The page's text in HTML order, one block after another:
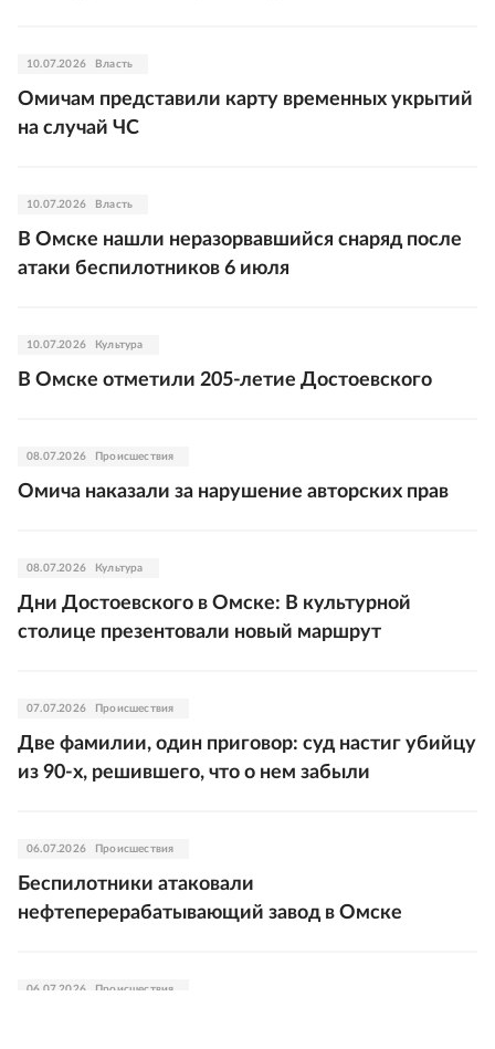
10.07.2026 Власть
Омичам представили карту временных укрытий
на случай ЧС
10.07.2026 Власть
В Омске нашли неразорвавшийся снаряд после
атаки беспилотников 6 июля
10.07.2026 Культура
В Омске отметили 205-летие Достоевского
08.07.2026 Происшествия
Омича наказали за нарушение авторских прав
08.07.2026 Культура
Дни Достоевского в Омске: В культурной
столице презентовали новый маршрут
07.07.2026 Происшествия
Две фамилии, один приговор: суд настиг убийцу
из 90-х, решившего, что о нем забыли
06.07.2026 Происшествия
Беспилотники атаковали
нефтеперерабатывающий завод в Омске
06.07.2026 Происшествия